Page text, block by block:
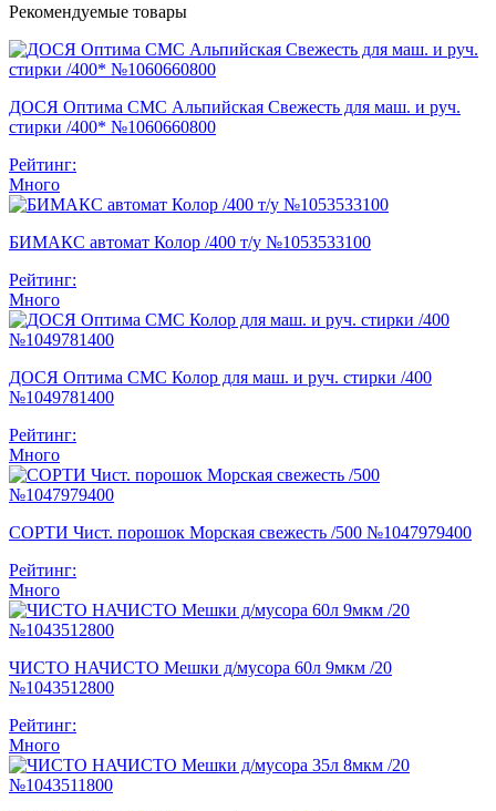
Рекомендуемые товары
ДОСЯ Оптима СМС Альпийская Свежесть для маш. и руч.
стирки /400* №1060660800
Рейтинг:
Много
БИМАКС автомат Колор /400 т/у №1053533100
Рейтинг:
Много
ДОСЯ Оптима СМС Колор для маш. и руч. стирки /400
№1049781400
Рейтинг:
Много
СОРТИ Чист. порошок Морская свежесть /500 №1047979400
Рейтинг:
Много
ЧИСТО НАЧИСТО Мешки д/мусора 60л 9мкм /20
№1043512800
Рейтинг:
Много